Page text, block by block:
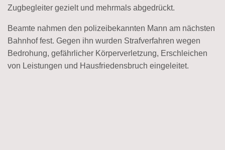
Zugbegleiter gezielt und mehrmals abgedrückt.
Beamte nahmen den polizeibekannten Mann am nächsten
Bahnhof fest. Gegen ihn wurden Strafverfahren wegen
Bedrohung, gefährlicher Körperverletzung, Erschleichen
von Leistungen und Hausfriedensbruch eingeleitet.